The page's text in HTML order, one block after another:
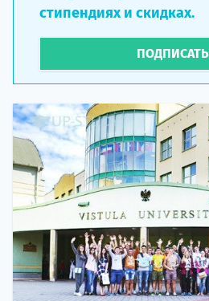
стипендиях и скидках.